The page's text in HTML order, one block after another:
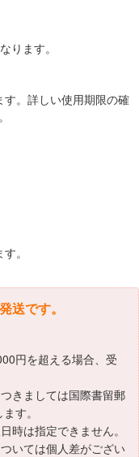
ります。
。詳しい使用期限の確
。
送です。
円を超える場合、受
きましては国際書留郵
す。
時は指定できません。
いては個人差がござい